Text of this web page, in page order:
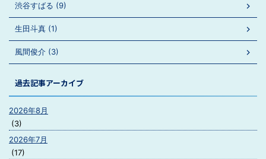
渋谷すばる (9)
生田斗真 (1)
風間俊介 (3)
過去記事アーカイブ
2026年8月
(3)
2026年7月
(17)